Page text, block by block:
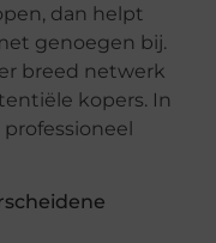
dan helpt
genoegen bij.
breed netwerk
kopers. In